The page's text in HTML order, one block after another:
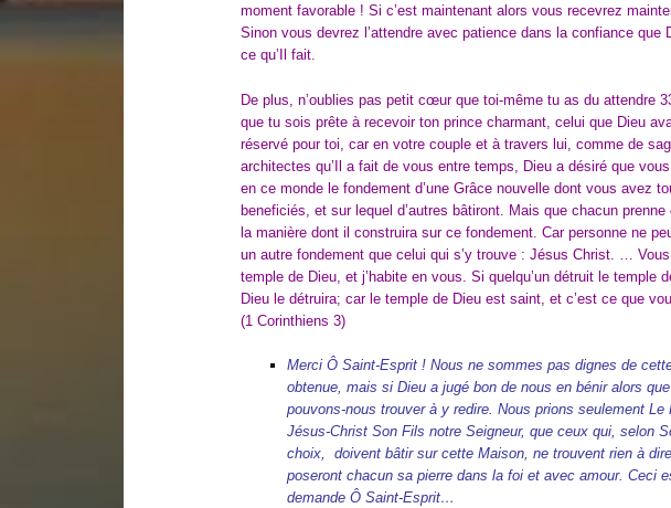
moment favorable ! Si c’est maintenant alors vous recevrez
Sinon vous devrez l’attendre avec patience dans la confiance que
ce qu’Il fait.
De plus, n’oublies pas petit cœur que toi-même tu as du attendre
que tu sois prête à recevoir ton prince charmant, celui que Dieu
réservé pour toi, car en votre couple et à travers lui, comme de
architectes qu’Il a fait de vous entre temps, Dieu a désiré que
en ce monde le fondement d’une Grâce nouvelle dont vous avez
beneficiés, et sur lequel d’autres bâtiront. Mais que chacun prenne
la manière dont il construira sur ce fondement. Car personne ne
un autre fondement que celui qui s’y trouve : Jésus Christ. …
temple de Dieu, et j’habite en vous. Si quelqu’un détruit le temple
Dieu le détruira; car le temple de Dieu est saint, et c’est ce que
(1 Corinthiens 3)
Merci Ô Saint-Esprit ! Nous ne sommes pas dignes de
obtenue, mais si Dieu a jugé bon de nous en bénir alors que
pouvons-nous trouver à y redire. Nous prions seulement Le
Jésus-Christ Son Fils notre Seigneur, que ceux qui, selon
choix, doivent bâtir sur cette Maison, ne trouvent rien à
poseront chacun sa pierre dans la foi et avec amour. Ceci
demande Ô Saint-Esprit…